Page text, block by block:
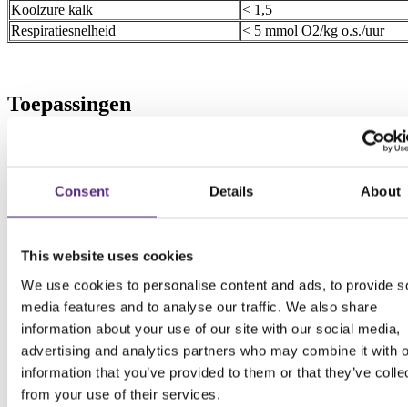
Consent Details About
This website uses cookies
We use cookies to personalise content and ads, to provide
media features and to analyse our traffic. We also share
information about your use of our site with our social media,
advertising and analytics partners who may combine it with
information that you’ve provided to them or that they’ve
from your use of their services.
Koolzure kalk
< 1,5
Respiratiesnelheid
< 5 mmol O2/kg o.s./uur
Toepassingen